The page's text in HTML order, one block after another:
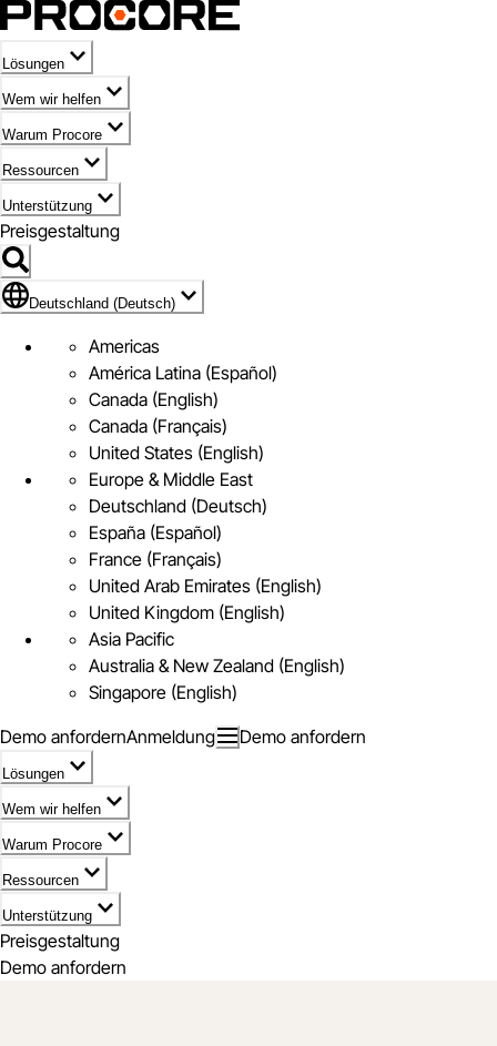
Lösungen
Wem wir helfen
Warum Procore
Ressourcen
Unterstützung
Preisgestaltung
Markieren des Symbols für Deutschland (Deutsch)
Deutschland (Deutsch)
Americas
América Latina (Español)
Canada (English)
Canada (Français)
United States (English)
Europe & Middle East
Deutschland (Deutsch)
España (Español)
France (Français)
United Arab Emirates (English)
United Kingdom (English)
Asia Pacific
Australia & New Zealand (English)
Singapore (English)
Demo anfordernAnmeldung Demo anfordern
Lösungen
Wem wir helfen
Warum Procore
Ressourcen
Unterstützung
Preisgestaltung
Demo anfordern